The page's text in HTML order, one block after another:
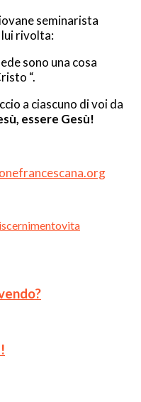
seminarista
lui rivolta:
sono una cosa
“.
a ciascuno di voi da
essere Gesù!
vita